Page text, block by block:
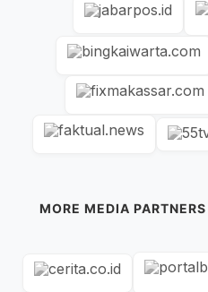
MORE MEDIA